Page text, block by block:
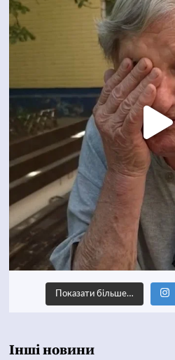
Показати більше…
Інші новини